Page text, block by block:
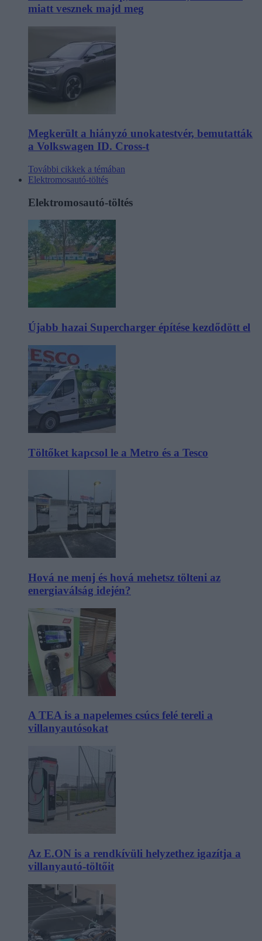
miatt vesznek majd meg
Megkerült a hiányzó unokatestvér, bemutatták
a Volkswagen ID. Cross-t
További cikkek a témában
Elektromosautó-töltés
Elektromosautó-töltés
Újabb hazai Supercharger építése kezdődött el
Töltőket kapcsol le a Metro és a Tesco
Hová ne menj és hová mehetsz tölteni az
energiaválság idején?
A TEA is a napelemes csúcs felé tereli a
villanyautósokat
Az E.ON is a rendkívüli helyzethez igazítja a
villanyautó-töltőit